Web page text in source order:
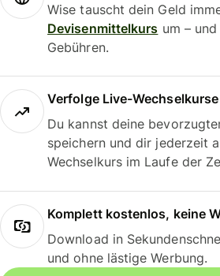
Wise tauscht dein Geld
Devisenmittelkurs um –
Gebühren.
Verfolge Live-Wechselkurse
Du kannst deine
speichern und dir jederzeit
Wechselkurs im Laufe der
Komplett kostenlos, keine
Download in
und ohne lästige Werbung.